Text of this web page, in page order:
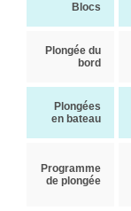
Blocs
Plongée du
bord
Plongées
en bateau
Programme
de plongée